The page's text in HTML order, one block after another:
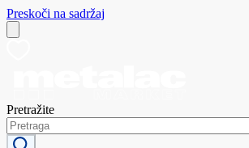
Preskoči na sadržaj
Pretražite